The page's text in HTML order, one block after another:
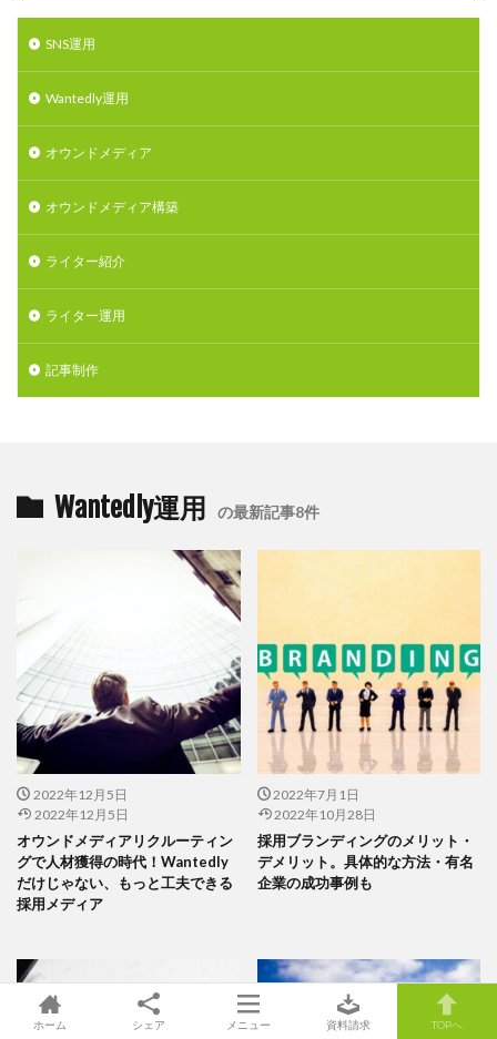
SNS運用
Wantedly運用
オウンドメディア
オウンドメディア構築
ライター紹介
ライター運用
記事制作
Wantedly運用 の最新記事8件
2022年12月5日
2022年12月5日
オウンドメディアリクルーティン
グで人材獲得の時代！Wantedly
だけじゃない、もっと工夫できる
採用メディア
2022年7月1日
2022年10月28日
採用ブランディングのメリット・
デメリット。具体的な方法・有名
企業の成功事例も
ホーム シェア メニュー 資料請求 TOPへ